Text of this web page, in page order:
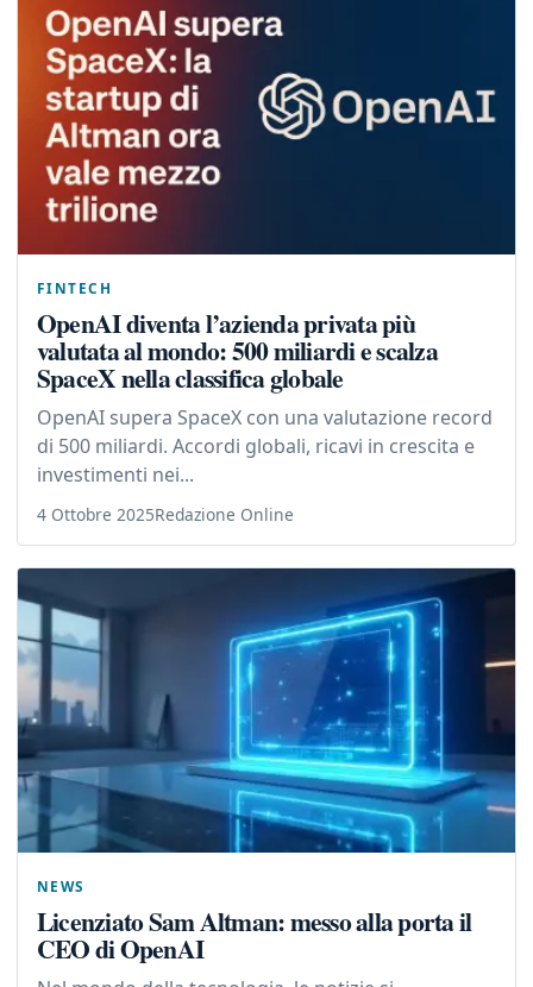
FINTECH
OpenAI diventa l’azienda privata più
valutata al mondo: 500 miliardi e scalza
SpaceX nella classifica globale
OpenAI supera SpaceX con una valutazione record
di 500 miliardi. Accordi globali, ricavi in crescita e
investimenti nei...
4 Ottobre 2025Redazione Online
NEWS
Licenziato Sam Altman: messo alla porta il
CEO di OpenAI